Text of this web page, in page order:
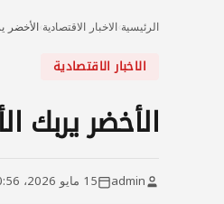
الرئيسية الاخبار الاقتصادية الأخضر
الاخبار الاقتصادية
الأخضر يربك
admin 15 مايو 2026، 10:56 ص